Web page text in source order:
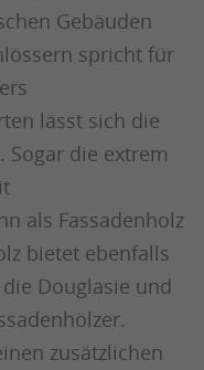
Gebäuden
spricht für
lässt sich die
die extrem
als Fassadenholz
bietet ebenfalls
Douglasie und
zusätzlichen